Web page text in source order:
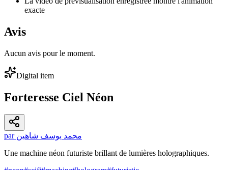
exacte
Avis
Aucun avis pour le moment.
Digital item
Forteresse Ciel Néon
par محمد يوسف شاهين
Une machine néon futuriste brillant de lumières holographiques.